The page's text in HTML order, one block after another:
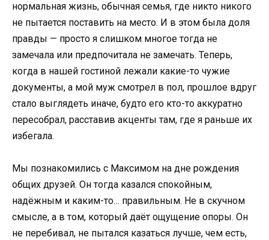
нормальная жизнь, обычная семья, где никто никого
не пытается поставить на место. И в этом была доля
правды — просто я слишком многое тогда не
замечала или предпочитала не замечать. Теперь,
когда в нашей гостиной лежали какие-то чужие
документы, а мой муж смотрел в пол, прошлое вдруг
стало выглядеть иначе, будто его кто-то аккуратно
пересобрал, расставив акценты там, где я раньше их
избегала.
Мы познакомились с Максимом на дне рождения
общих друзей. Он тогда казался спокойным,
надёжным и каким-то… правильным. Не в скучном
смысле, а в том, который даёт ощущение опоры. Он
не перебивал, не пытался казаться лучше, чем есть,